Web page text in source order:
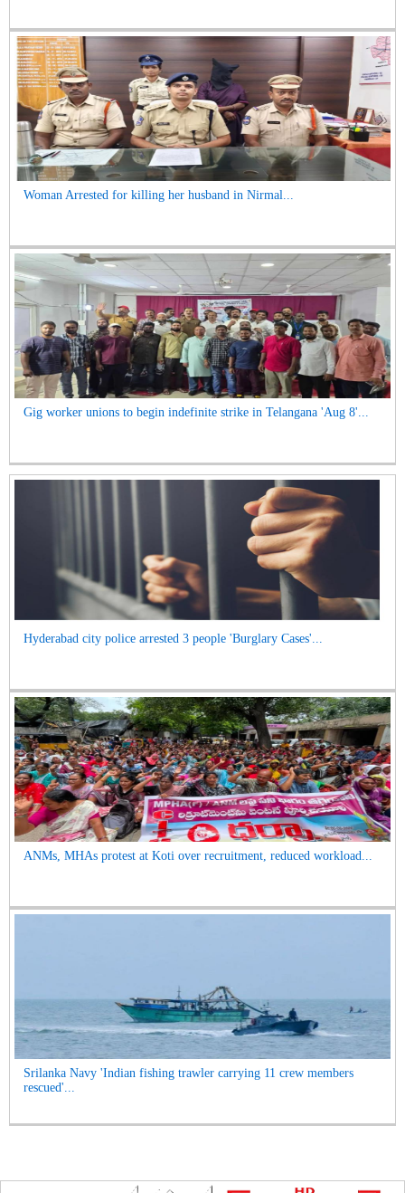
Woman Arrested for killing her husband in Nirmal...
Gig worker unions to begin indefinite strike in Telangana 'Aug 8'...
Hyderabad city police arrested 3 people 'Burglary Cases'...
ANMs, MHAs protest at Koti over recruitment, reduced workload...
Srilanka Navy 'Indian fishing trawler carrying 11 crew members
rescued'...